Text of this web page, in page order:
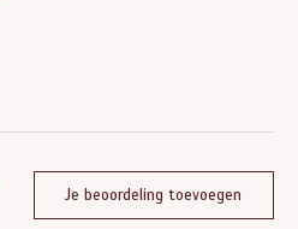
Je beoordeling toevoegen